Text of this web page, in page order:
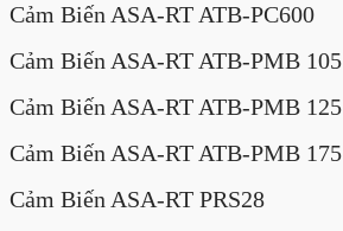
Cảm Biến ASA-RT ATB-PC600
Cảm Biến ASA-RT ATB-PMB 105
Cảm Biến ASA-RT ATB-PMB 125
Cảm Biến ASA-RT ATB-PMB 175
Cảm Biến ASA-RT PRS28